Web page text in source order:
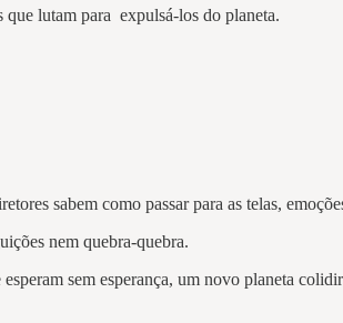
que lutam para expulsá-los do planeta.
sabem como passar para as telas,
nem quebra-quebra.
sem esperança, um novo planeta